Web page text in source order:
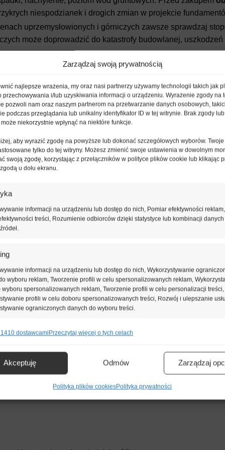
Zarządzaj swoją prywatnością
najlepsze wrażenia, my oraz nasi partnerzy używamy technologii takich jak
przechowywania i/lub uzyskiwania informacji o urządzeniu. Wyrażenie zgody na
pozwoli nam oraz naszym partnerom na przetwarzanie danych osobowych,
podczas przeglądania lub unikalny identyfikator ID w tej witrynie. Brak zgody
niekorzystnie wpłynąć na niektóre funkcje.
aby wyrazić zgodę na powyższe lub dokonać szczegółowych wyborów.
tylko do tej witryny. Możesz zmienić swoje ustawienia w dowolnym
swoją zgodę, korzystając z przełączników w polityce plików cookie lub klikając
u dołu ekranu.
informacji na urządzeniu lub dostęp do nich, Pomiar efektywności reklam,
treści, Rozumienie odbiorców dzięki statystyce lub kombinacji danych
informacji na urządzeniu lub dostęp do nich, Wykorzystywanie
wyboru reklam, Tworzenie profili w celu spersonalizowanych reklam,
wyboru spersonalizowanych reklam, Tworzenie profili w celu personalizacji treści,
profili w celu doboru spersonalizowanych treści, Rozwój i ulepszanie
ograniczonych danych do wyboru treści.
urządzeń na podstawie informacji przesyłanych automatycznie.
bezpieczeństwa, zapobieganie oszustwom i
błędów, Dostarczanie i prezentowanie reklam i treści,
dostawcamiPrzeczytaj więcej o tych celach
Akceptuję Odmów Zarządzaj
Polityka plików cookiesPolityka prywatności
niespodzianek i drogich zmian w projekcie
uprzemysłowionych i górniczych zawsze sprawdzaj
może doprowadzić do katastrofy budowlanej,
służebności i sporów. Sprawdź również Miejscowy Plan
Miejscowy Plan Zagospodarowania Przestrzennego
gruntu, na którym budowa Twojego wymarzonego domu
stron świata: duże przeszklenia na południe dla
w 2026 roku – co się
budowlanego. Dzięki nim w wielu przypadkach wystarczy
i najłatwiejszą ścieżką jest budowadomu
pozwolenia na budowę?
wszystkieponiższe warunki:
grunt, nie użytkowa – przy poddaszu użytkowym metraż
działce
(MPZP) lub Warunkami Zabudowy (WZ)